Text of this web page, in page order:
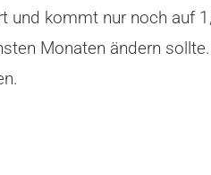
und kommt nur noch auf
Monaten ändern